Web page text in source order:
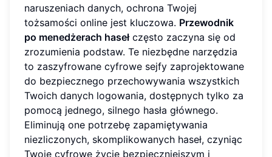
naruszeniach danych, ochrona Twojej
tożsamości online jest kluczowa. Przewodnik
po menedżerach hasełczęsto zaczyna się od
zrozumienia podstaw. Te niezbędne narzędzia
to zaszyfrowane cyfrowe sejfy zaprojektowane
do bezpiecznego przechowywania wszystkich
Twoich danych logowania, dostępnych tylko za
pomocą jednego, silnego hasła głównego.
Eliminują one potrzebę zapamiętywania
niezliczonych, skomplikowanych haseł, czyniąc
Twoje cyfrowe życie bezpieczniejszym i